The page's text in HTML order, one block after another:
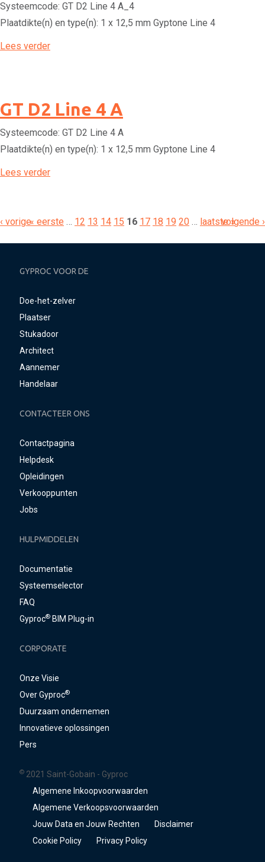
Systeemcode: GT D2 Line 4 A_4
Plaatdikte(n) en type(n): 1 x 12,5 mm Gyptone Line 4
Lees verder
GT D2 Line 4 A
Systeemcode: GT D2 Line 4 A
Plaatdikte(n) en type(n): 1 x 12,5 mm Gyptone Line 4
Lees verder
« eerste
‹ vorige … 12 13 14 15 16 17 18 19 20 … volgende ›
laatste »
GYPROC VOOR DE
Doe-het-zelver
Plaatser
Stukadoor
Architect
Aannemer
Handelaar
CONTACTEER ONS
Contactpagina
Helpdesk
Opleidingen
Verkooppunten
Jobs
HULPMIDDELEN
Documentatie
Systeemselector
FAQ
Gyproc® BIM Plug-in
CORPORATE
Onze Visie
Over Gyproc®
Duurzaam ondernemen
Innovatieve oplossingen
Pers
© 2021 Saint-Gobain - Gyproc
Algemene Inkoopvoorwaarden
Algemene Verkoopsvoorwaarden
Jouw Data en Jouw Rechten
Disclaimer
Cookie Policy
Privacy Policy